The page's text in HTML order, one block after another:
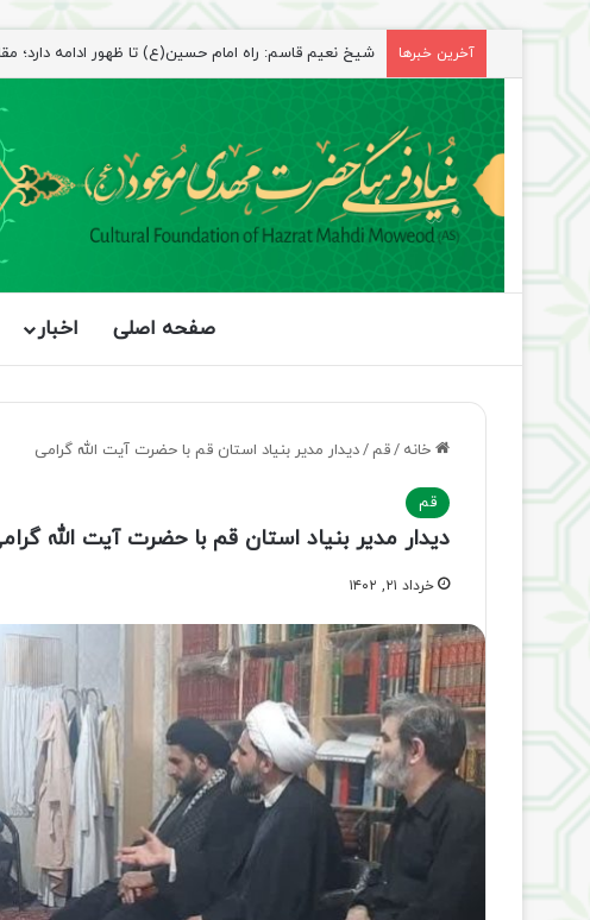
آخرین خبرها شیخ نعیم قاسم: راه امام حسین(ع) تا ظهور ادامه دارد؛
صفحه اصلی اخبار
خانه /قم /دیدار مدیر بنیاد استان قم با حضرت آیت الله گرامی
قم
دیدار مدیر بنیاد استان قم با حضرت آیت الله
خرداد ۲۱, ۱۴۰۲